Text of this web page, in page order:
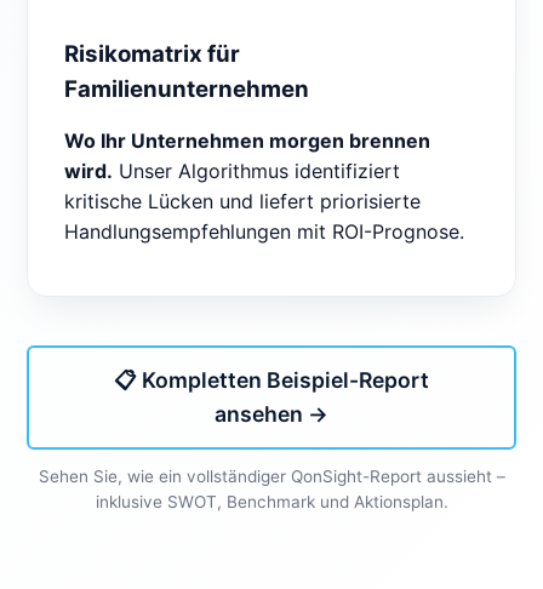
Risikomatrix für
Familienunternehmen
Wo Ihr Unternehmen morgen brennen
wird. Unser Algorithmus identifiziert
kritische Lücken und liefert priorisierte
Handlungsempfehlungen mit ROI-Prognose.
📋 Kompletten Beispiel-Report
ansehen →
Sehen Sie, wie ein vollständiger QonSight-Report aussieht –
inklusive SWOT, Benchmark und Aktionsplan.